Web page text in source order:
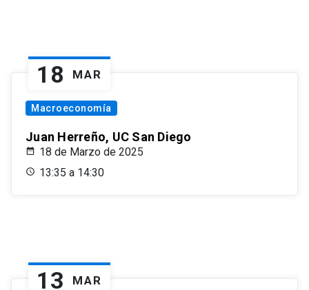
18 MAR
Macroeconomía
Juan Herreño, UC San Diego
18 de Marzo de 2025
13:35 a 14:30
13 MAR